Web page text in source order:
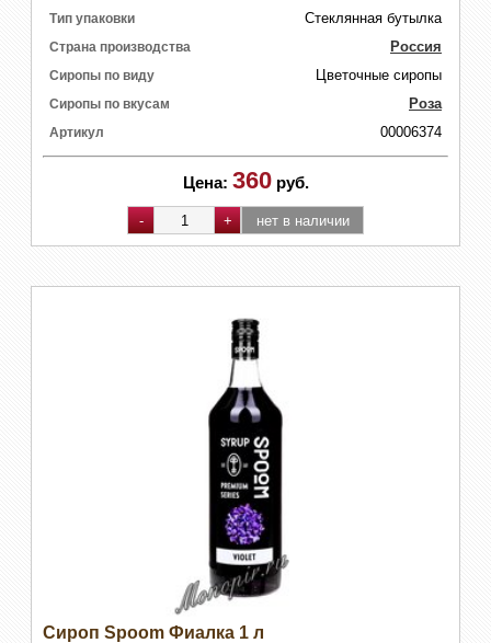
Тип упаковки Стеклянная бутылка
Страна производства Россия
Сиропы по виду Цветочные сиропы
Сиропы по вкусам Роза
Артикул 00006374
Цена: 360 руб.
Сироп Spoom Фиалка 1 л